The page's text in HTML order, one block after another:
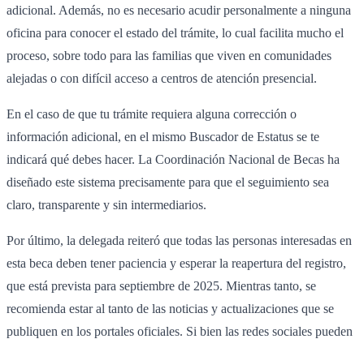
adicional. Además, no es necesario acudir personalmente a ninguna
oficina para conocer el estado del trámite, lo cual facilita mucho el
proceso, sobre todo para las familias que viven en comunidades
alejadas o con difícil acceso a centros de atención presencial.
En el caso de que tu trámite requiera alguna corrección o
información adicional, en el mismo Buscador de Estatus se te
indicará qué debes hacer. La Coordinación Nacional de Becas ha
diseñado este sistema precisamente para que el seguimiento sea
claro, transparente y sin intermediarios.
Por último, la delegada reiteró que todas las personas interesadas en
esta beca deben tener paciencia y esperar la reapertura del registro,
que está prevista para septiembre de 2025. Mientras tanto, se
recomienda estar al tanto de las noticias y actualizaciones que se
publiquen en los portales oficiales. Si bien las redes sociales pueden